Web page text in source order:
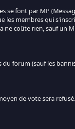
se font par MP
les membres qui
ne coûte rien, sauf un
forum (sauf les
de vote sera refusé.